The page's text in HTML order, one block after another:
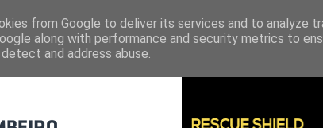
from Google to deliver its services and to analyze
along with performance and security metrics to
and address abuse.